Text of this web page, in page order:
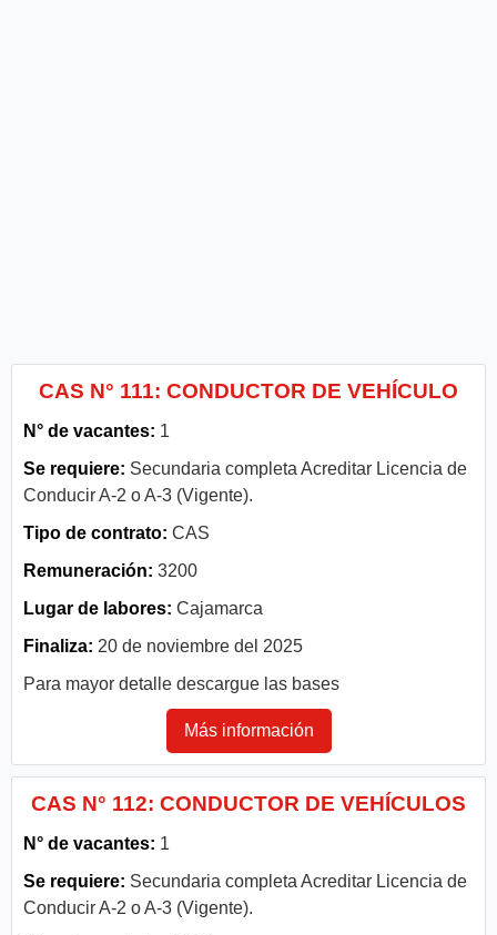
CAS N° 111: CONDUCTOR DE VEHÍCULO
N° de vacantes: 1
Se requiere: Secundaria completa Acreditar Licencia de
Conducir A-2 o A-3 (Vigente).
Tipo de contrato: CAS
Remuneración: 3200
Lugar de labores: Cajamarca
Finaliza: 20 de noviembre del 2025
Para mayor detalle descargue las bases
Más información
CAS N° 112: CONDUCTOR DE VEHÍCULOS
N° de vacantes: 1
Se requiere: Secundaria completa Acreditar Licencia de
Conducir A-2 o A-3 (Vigente).